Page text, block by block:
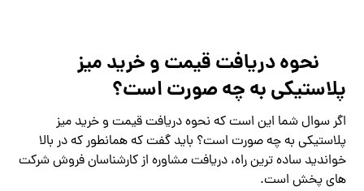
نحوه دریافت قیمت و خرید میز
پلاستیکی به چه صورت است؟
اگر سوال شما این است که نحوه دریافت قیمت و خرید میز
پلاستیکی به چه صورت است؟ باید گفت که همانطور که در بالا
خواندید ساده ترین راه، دریافت مشاوره از کارشناسان فروش شرکت
های پخش است.